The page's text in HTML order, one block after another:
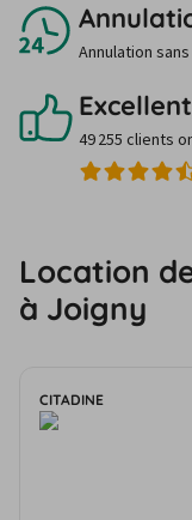
Annulation
49 255 clients
Location
à Joigny
CITADINE